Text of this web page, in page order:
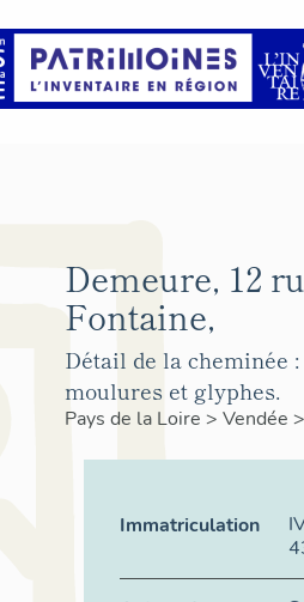
Demeure, 12
Fontaine,
Détail de la cheminée
moulures et glyphes.
Pays de la Loire > Vendée
Immatriculation